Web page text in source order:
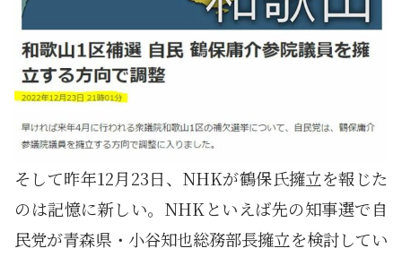
そして昨年12月23日、NHKが鶴保氏擁立を報じた
のは記憶に新しい。NHKといえば先の知事選で自
民党が青森県・小谷知也総務部長擁立を検討してい